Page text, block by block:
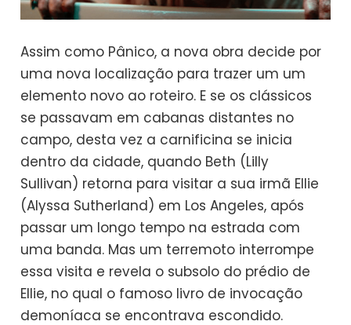
Assim como Pânico, a nova obra decide por
uma nova localização para trazer um um
elemento novo ao roteiro. E se os clássicos
se passavam em cabanas distantes no
campo, desta vez a carnificina se inicia
dentro da cidade, quando Beth (Lilly
Sullivan) retorna para visitar a sua irmã Ellie
(Alyssa Sutherland) em Los Angeles, após
passar um longo tempo na estrada com
uma banda. Mas um terremoto interrompe
essa visita e revela o subsolo do prédio de
Ellie, no qual o famoso livro de invocação
demoníaca se encontrava escondido.